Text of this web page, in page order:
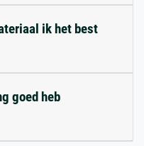
ik het best
goed heb